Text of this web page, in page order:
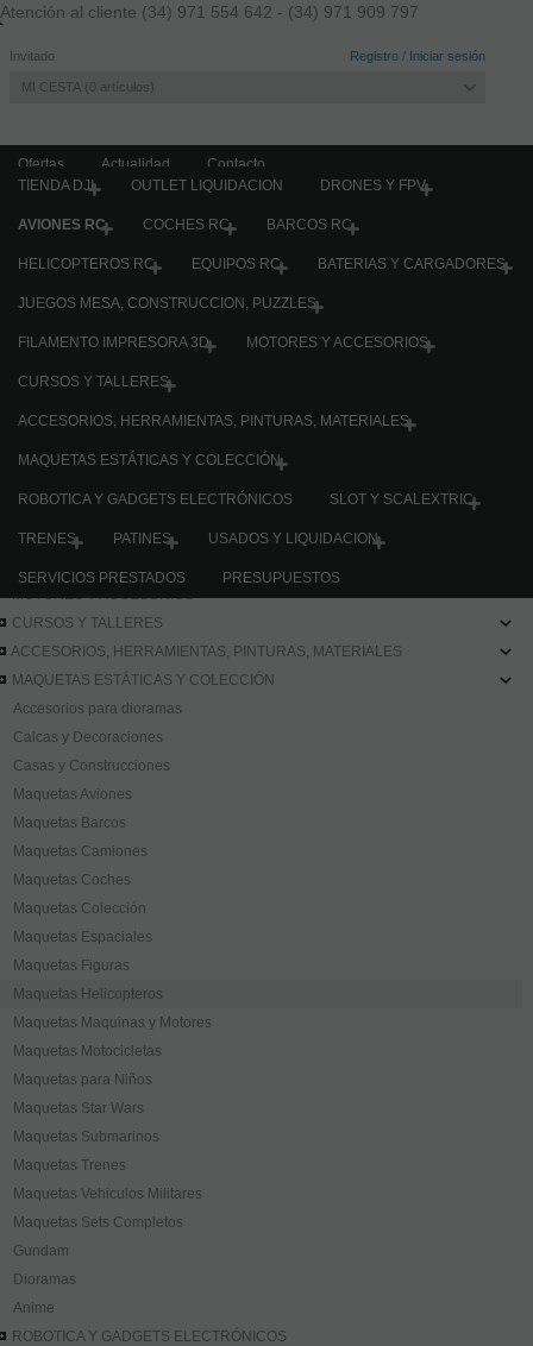
Atención al cliente (34) 971 554 642 - (34) 971 909 797
Invitado Registro / Iniciar sesión
MI CESTA 0 artículos
Ofertas Actualidad
Contacto
TIENDA DJI
OUTLET LIQUIDACION DRONES Y FPV
AVIONES RC COCHES RC BARCOS RC
HELICOPTEROS RC EQUIPOS RC BATERIAS Y CARGADORES
JUEGOS MESA, CONSTRUCCION, PUZZLES
FILAMENTO IMPRESORA 3D MOTORES Y ACCESORIOS
CURSOS Y TALLERES
ACCESORIOS, HERRAMIENTAS, PINTURAS, MATERIALES
MAQUETAS ESTÁTICAS Y COLECCIÓN
ROBOTICA Y GADGETS ELECTRÓNICOS SLOT Y SCALEXTRIC
TRENES PATINES USADOS Y LIQUIDACION
SERVICIOS PRESTADOS PRESUPUESTOS
OUTLET LIQUIDACION
DRONES Y FPV
BARCOS RC
HELICOPTEROS RC
BATERIAS Y CARGADORES
JUEGOS MESA, CONSTRUCCION, PUZZLES
CURSOS Y TALLERES
ACCESORIOS, HERRAMIENTAS, PINTURAS, MATERIALES
MAQUETAS ESTÁTICAS Y COLECCIÓN
Accesorios para dioramas
Calcas y Decoraciones
Casas y Construcciones
Maquetas Aviones
Maquetas Barcos
Maquetas Camiones
Maquetas Coches
Maquetas Colección
Maquetas Espaciales
Maquetas Figuras
Maquetas Helicopteros
Maquetas Maquinas y Motores
Maquetas Motocicletas
Maquetas para Niños
Maquetas Star Wars
Maquetas Submarinos
Maquetas Trenes
Maquetas Vehiculos Militares
Maquetas Sets Completos
Gundam
Dioramas
Anime
ROBOTICA Y GADGETS ELECTRÓNICOS